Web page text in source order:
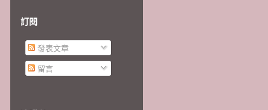
訂閱
發表文章
留言